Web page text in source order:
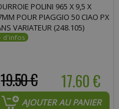
POLINI 965 X 9,5 X
POUR PIAGGIO 50 CIAO PX
VARIATEUR (248.105)
17.60 €
19.50 €
AJOUTER AU PANIER